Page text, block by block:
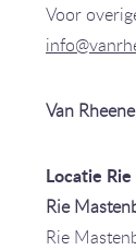
Voor
Van
Locatie
Rie
Rie